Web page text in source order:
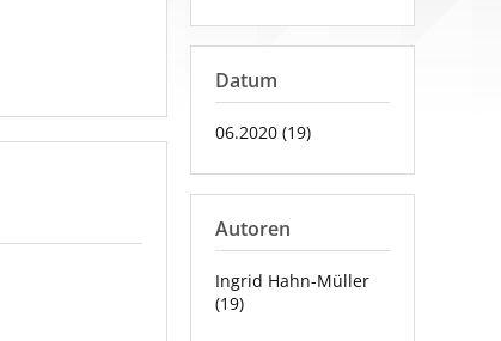
Datum
06.2020 (19)
Autoren
Ingrid Hahn-Müller
(19)